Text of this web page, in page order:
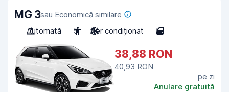
MG 3sau Economică similare
Automată
5 Aer condiționat 5
38,88 RON
40,93 RON
pe zi
Anulare gratuită